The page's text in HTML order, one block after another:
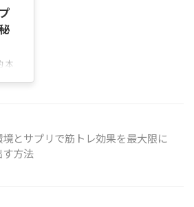
い
基
よ
が
い
で
をも
きる
の相談タイミング 読み方のポ
本
例
し
取
境とサプリで筋トレ効果を最大限に
方法